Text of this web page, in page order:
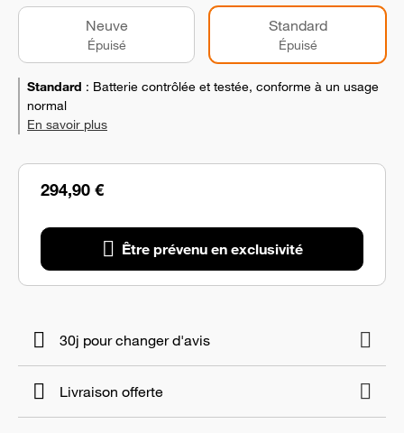
294,90 €
Être prévenu en exclusivité
Neuve
Épuisé
Standard
Épuisé
Standard : Batterie contrôlée et testée, conforme à un usage
normal
En savoir plus
30j pour changer d'avis
Livraison offerte